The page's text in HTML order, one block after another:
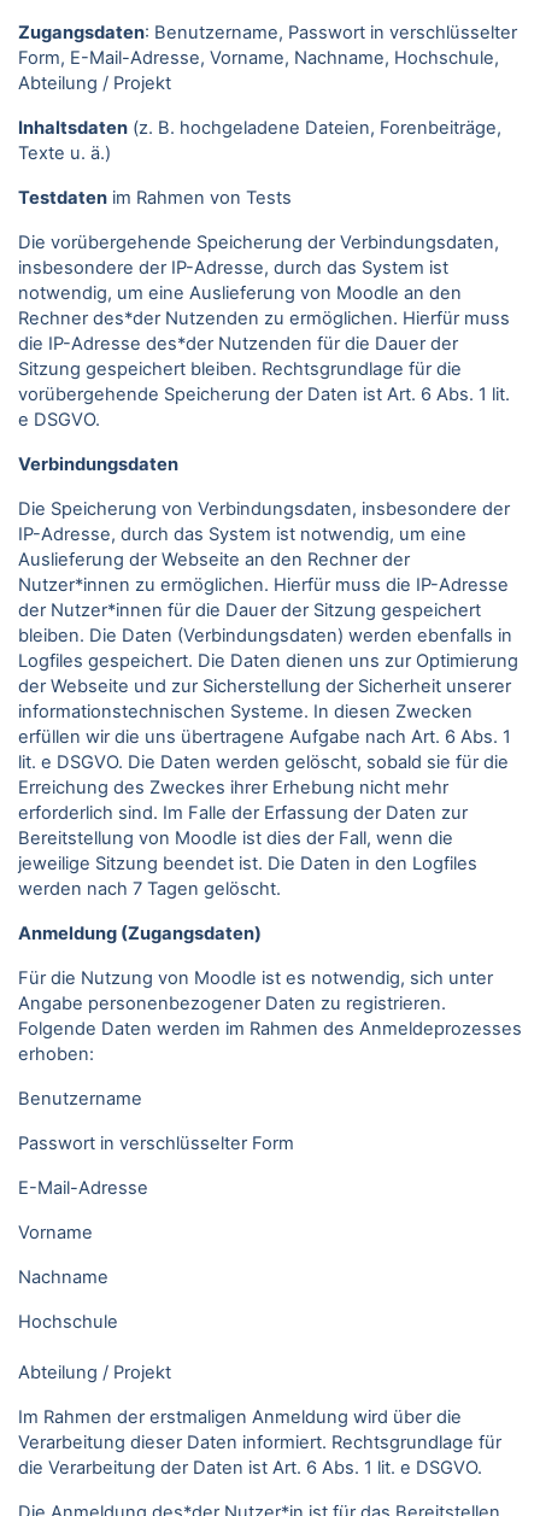
Zugangsdaten: Benutzername, Passwort in verschlüsselter
Form, E-Mail-Adresse, Vorname, Nachname, Hochschule,
Abteilung / Projekt
Inhaltsdaten (z. B. hochgeladene Dateien, Forenbeiträge,
Texte u. ä.)
Testdaten im Rahmen von Tests
Die vorübergehende Speicherung der Verbindungsdaten,
insbesondere der IP-Adresse, durch das System ist
notwendig, um eine Auslieferung von Moodle an den
Rechner des*der Nutzenden zu ermöglichen. Hierfür muss
die IP-Adresse des*der Nutzenden für die Dauer der
Sitzung gespeichert bleiben. Rechtsgrundlage für die
vorübergehende Speicherung der Daten ist Art. 6 Abs. 1 lit.
e DSGVO.
Verbindungsdaten
Die Speicherung von Verbindungsdaten, insbesondere der
IP-Adresse, durch das System ist notwendig, um eine
Auslieferung der Webseite an den Rechner der
Nutzer*innen zu ermöglichen. Hierfür muss die IP-Adresse
der Nutzer*innen für die Dauer der Sitzung gespeichert
bleiben. Die Daten (Verbindungsdaten) werden ebenfalls in
Logfiles gespeichert. Die Daten dienen uns zur Optimierung
der Webseite und zur Sicherstellung der Sicherheit unserer
informationstechnischen Systeme. In diesen Zwecken
erfüllen wir die uns übertragene Aufgabe nach Art. 6 Abs. 1
lit. e DSGVO. Die Daten werden gelöscht, sobald sie für die
Erreichung des Zweckes ihrer Erhebung nicht mehr
erforderlich sind. Im Falle der Erfassung der Daten zur
Bereitstellung von Moodle ist dies der Fall, wenn die
jeweilige Sitzung beendet ist. Die Daten in den Logfiles
werden nach 7 Tagen gelöscht.
Anmeldung (Zugangsdaten)
Für die Nutzung von Moodle ist es notwendig, sich unter
Angabe personenbezogener Daten zu registrieren.
Folgende Daten werden im Rahmen des Anmeldeprozesses
erhoben:
Benutzername
Passwort in verschlüsselter Form
E-Mail-Adresse
Vorname
Nachname
Hochschule
Abteilung / Projekt
Im Rahmen der erstmaligen Anmeldung wird über die
Verarbeitung dieser Daten informiert. Rechtsgrundlage für
die Verarbeitung der Daten ist Art. 6 Abs. 1 lit. e DSGVO.